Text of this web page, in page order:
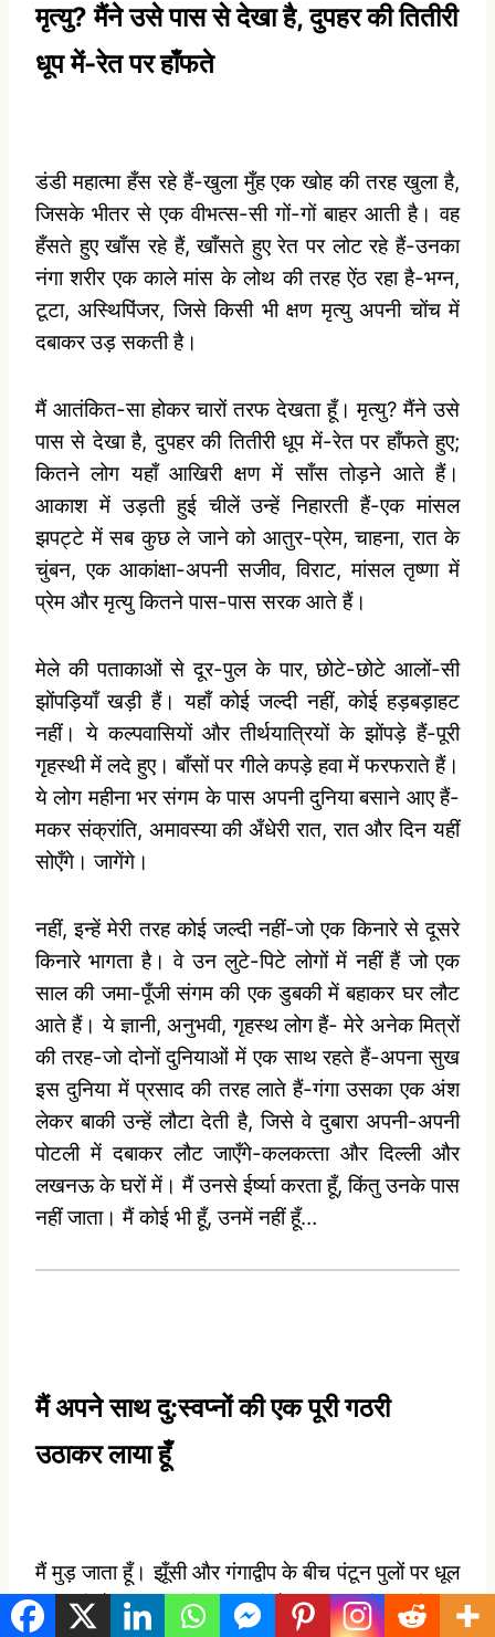
मृत्‍यु? मैंने उसे पास से देखा है, दुपहर की तितीरी
धूप में-रेत पर हाँफते
डंडी महात्‍मा हँस रहे हैं-खुला मुँह एक खोह की तरह खुला है,
जिसके भीतर से एक वीभत्‍स-सी गों-गों बाहर आती है। वह
हँसते हुए खाँस रहे हैं, खाँसते हुए रेत पर लोट रहे हैं-उनका
नंगा शरीर एक काले मांस के लोथ की तरह ऐंठ रहा है-भग्‍न,
टूटा, अस्थिपिंजर, जिसे किसी भी क्षण मृत्‍यु अपनी चोंच में
दबाकर उड़ सकती है।
मैं आतंकित-सा होकर चारों तरफ देखता हूँ। मृत्‍यु? मैंने उसे
पास से देखा है, दुपहर की तितीरी धूप में-रेत पर हाँफते हुए;
कितने लोग यहाँ आखिरी क्षण में साँस तोड़ने आते हैं।
आकाश में उड़ती हुई चीलें उन्‍हें निहारती हैं-एक मांसल
झपट्टे में सब कुछ ले जाने को आतुर-प्रेम, चाहना, रात के
चुंबन, एक आकांक्षा-अपनी सजीव, विराट, मांसल तृष्‍णा में
प्रेम और मृत्‍यु कितने पास-पास सरक आते हैं।
मेले की पताकाओं से दूर-पुल के पार, छोटे-छोटे आलों-सी
झोंपड़ियाँ खड़ी हैं। यहाँ कोई जल्‍दी नहीं, कोई हड़बड़ाहट
नहीं। ये कल्‍पवासियों और तीर्थयात्रियों के झोंपड़े हैं-पूरी
गृहस्‍थी में लदे हुए। बाँसों पर गीले कपड़े हवा में फरफराते हैं।
ये लोग महीना भर संगम के पास अपनी दुनिया बसाने आए हैं-
मकर संक्रांति, अमावस्‍या की अँधेरी रात, रात और दिन यहीं
सोएँगे। जागेंगे।
नहीं, इन्‍हें मेरी तरह कोई जल्‍दी नहीं-जो एक किनारे से दूसरे
किनारे भागता है। वे उन लुटे-पिटे लोगों में नहीं हैं जो एक
साल की जमा-पूँजी संगम की एक डुबकी में बहाकर घर लौट
आते हैं। ये ज्ञानी, अनुभवी, गृहस्‍थ लोग हैं- मेरे अनेक मित्रों
की तरह-जो दोनों दुनियाओं में एक साथ रहते हैं-अपना सुख
इस दुनिया में प्रसाद की तरह लाते हैं-गंगा उसका एक अंश
लेकर बाकी उन्‍हें लौटा देती है, जिसे वे दुबारा अपनी-अपनी
पोटली में दबाकर लौट जाएँगे-कलकत्‍ता और दिल्‍ली और
लखनऊ के घरों में। मैं उनसे ईर्ष्‍या करता हूँ, किंतु उनके पास
नहीं जाता। मैं कोई भी हूँ, उनमें नहीं हूँ…
मैं अपने साथ दु:स्‍वप्‍नों की एक पूरी गठरी
उठाकर लाया हूँ
मैं मुड़ जाता हूँ। झूँसी और गंगाद्वीप के बीच पंटून पुलों पर धूल
उड़ रही है। दुपहर की इस घड़ी में सब कुछ वीरान दीखता